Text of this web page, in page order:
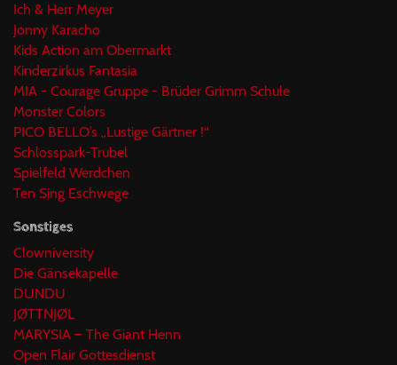
Ich & Herr Meyer
Jonny Karacho
Kids Action am Obermarkt
Kinderzirkus Fantasia
MIA - Courage Gruppe - Brüder Grimm Schule
Monster Colors
PICO BELLO’s „Lustige Gärtner !“
Schlosspark-Trubel
Spielfeld Werdchen
Ten Sing Eschwege
Sonstiges
Clowniversity
Die Gänsekapelle
DUNDU
JØTTNJØL
MARYSIA – The Giant Henn
Open Flair Gottesdienst